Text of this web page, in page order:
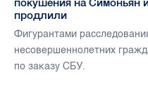
покушения на Симоньян
продлили
Фигурантами
несовершеннолетних
по заказу СБУ.